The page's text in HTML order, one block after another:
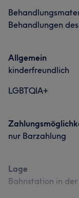
Behandlungen
Allgemein
kinderfreundlich
LGBTQIA+
nur Barzahlung
Lage
Bahnstation in